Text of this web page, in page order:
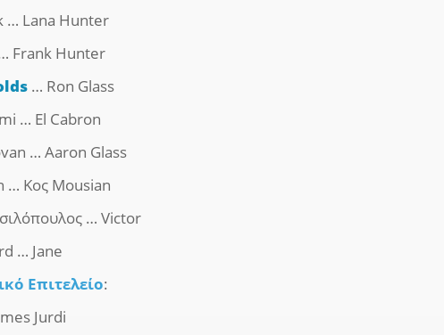
… Lana Hunter
Frank Hunter
… Ron Glass
… El Cabron
… Aaron Glass
… Κος Mousian
… Victor
… Jane
Επιτελείο:
Jurdi